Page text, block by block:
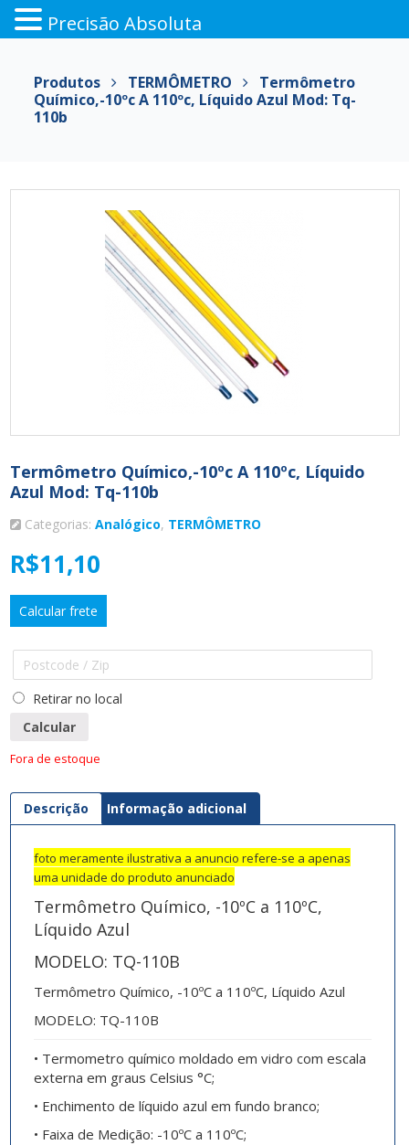
para
conteúdo
Produtos TERMÔMETRO
Termômetro
Químico,-10ºc A 110ºc, Líquido Azul Mod: Tq-
110b
Termômetro Químico,-10ºc A 110ºc, Líquido
Azul Mod: Tq-110b
Categorias: Analógico, TERMÔMETRO
R$11,10
Calcular frete
Retirar no local
Calcular
Fora de estoque
Descrição Informação adicional
foto meramente ilustrativa a anuncio refere-se a apenas
uma unidade do produto anunciado
Termômetro Químico, -10ºC a 110ºC,
Líquido Azul
MODELO: TQ-110B
Termômetro Químico, -10ºC a 110ºC, Líquido Azul
MODELO: TQ-110B
• Termometro químico moldado em vidro com escala
externa em graus Celsius °C;
• Enchimento de líquido azul em fundo branco;
• Faixa de Medição: -10ºC a 110ºC;
Precisão Absoluta